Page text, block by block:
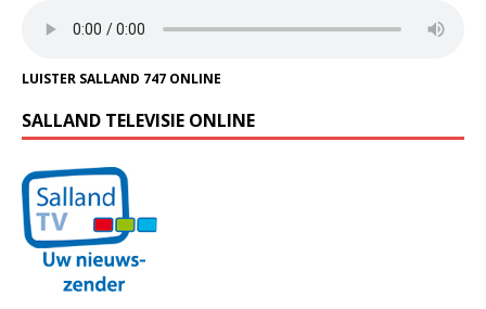
LUISTER SALLAND 747 ONLINE
SALLAND TELEVISIE ONLINE